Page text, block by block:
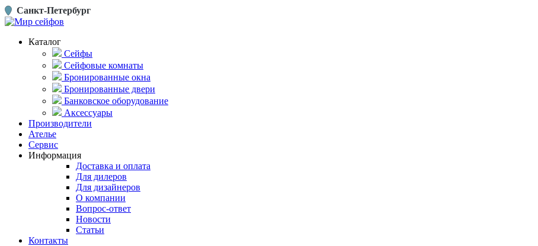
Санкт-Петербург
Каталог
Сейфы
Сейфовые комнаты
Бронированные окна
Бронированные двери
Банковское оборудование
Аксессуары
Производители
Ателье
Сервис
Информация
Доставка и оплата
Для дилеров
Для дизайнеров
О компании
Вопрос-ответ
Новости
Статьи
Контакты